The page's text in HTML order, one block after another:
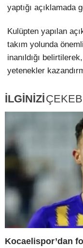
yaptığı açıklamada
Kulüpten yapılan
takım yolunda
inanıldığı
yetenekler
İLGİNİZİ
Kocaelispor’dan